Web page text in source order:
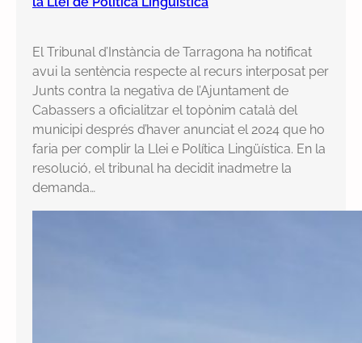
El Tribunal d’Instància de Tarragona ha notificat
avui la sentència respecte al recurs interposat per
Junts contra la negativa de l’Ajuntament de
Cabassers a oficialitzar el topònim català del
municipi després d’haver anunciat el 2024 que ho
faria per complir la Llei e Política Lingüística. En la
resolució, el tribunal ha decidit inadmetre la
demanda…